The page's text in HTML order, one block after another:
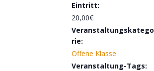
Eintritt:
20,00€
Veranstaltungskatego
rie:
Offene Klasse
Veranstaltung-Tags: